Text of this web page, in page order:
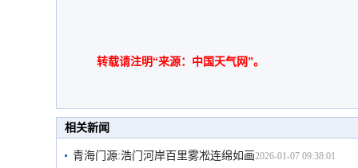
转载请注明“来源：中国天气网”。
相关新闻
青海门源:浩门河岸百里雾凇连绵如画2026-01-07 09:38:01